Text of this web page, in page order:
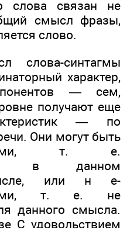
слова связан не
смысл фразы,
слово.
слова-синтагмы
характер,
— сем,
получают еще
— по
Они могут быть
т. е.
в данном
или н е-
т. е. не
данного смысла.
С удовольствием